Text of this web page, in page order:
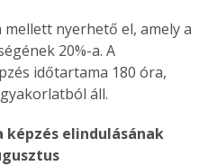
nyerhető el, amely a
20%-a. A
időtartama 180 óra,
áll.
elindulásának